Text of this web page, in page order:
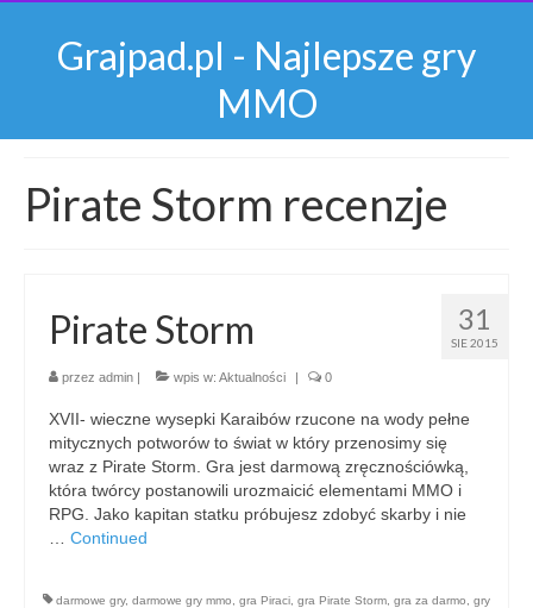
Grajpad.pl - Najlepsze gry
MMO
Pirate Storm recenzje
31
SIE 2015
Pirate Storm
przez admin | wpis w: Aktualności | 0
XVII- wieczne wysepki Karaibów rzucone na wody pełne
mitycznych potworów to świat w który przenosimy się
wraz z Pirate Storm. Gra jest darmową zręcznościówką,
która twórcy postanowili urozmaicić elementami MMO i
RPG. Jako kapitan statku próbujesz zdobyć skarby i nie
Continued
darmowe gry, darmowe gry mmo gra Piraci gra Pirate Storm gra za darmo
gry